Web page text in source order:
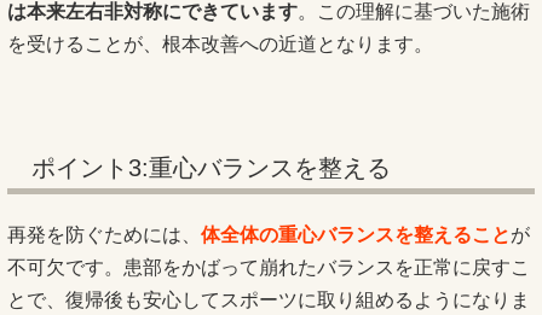
は本来左右非対称にできています。この理解に基づいた施術
を受けることが、根本改善への近道となります。
ポイント3:重心バランスを整える
再発を防ぐためには、 体全体の重心バランスを整えることが
不可欠です。患部をかばって崩れたバランスを正常に戻すこ
とで、復帰後も安心してスポーツに取り組めるようになりま